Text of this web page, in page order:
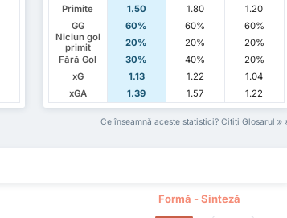
Primite
1.50 1.80
1.20
GG
60% 60%
60%
Niciun gol
primit
20% 20%
20%
Fără Gol
30% 40%
20%
xG
1.13 1.22
1.04
xGA
1.39 1.57 1.22
Ce înseamnă aceste statistici? Citiți Glosarul
Formă - Sinteză